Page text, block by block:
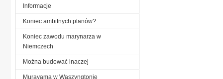
Informacje
Koniec ambitnych planów?
Koniec zawodu marynarza w
Niemczech
Można budować inaczej
Murayama w Waszyngtonie